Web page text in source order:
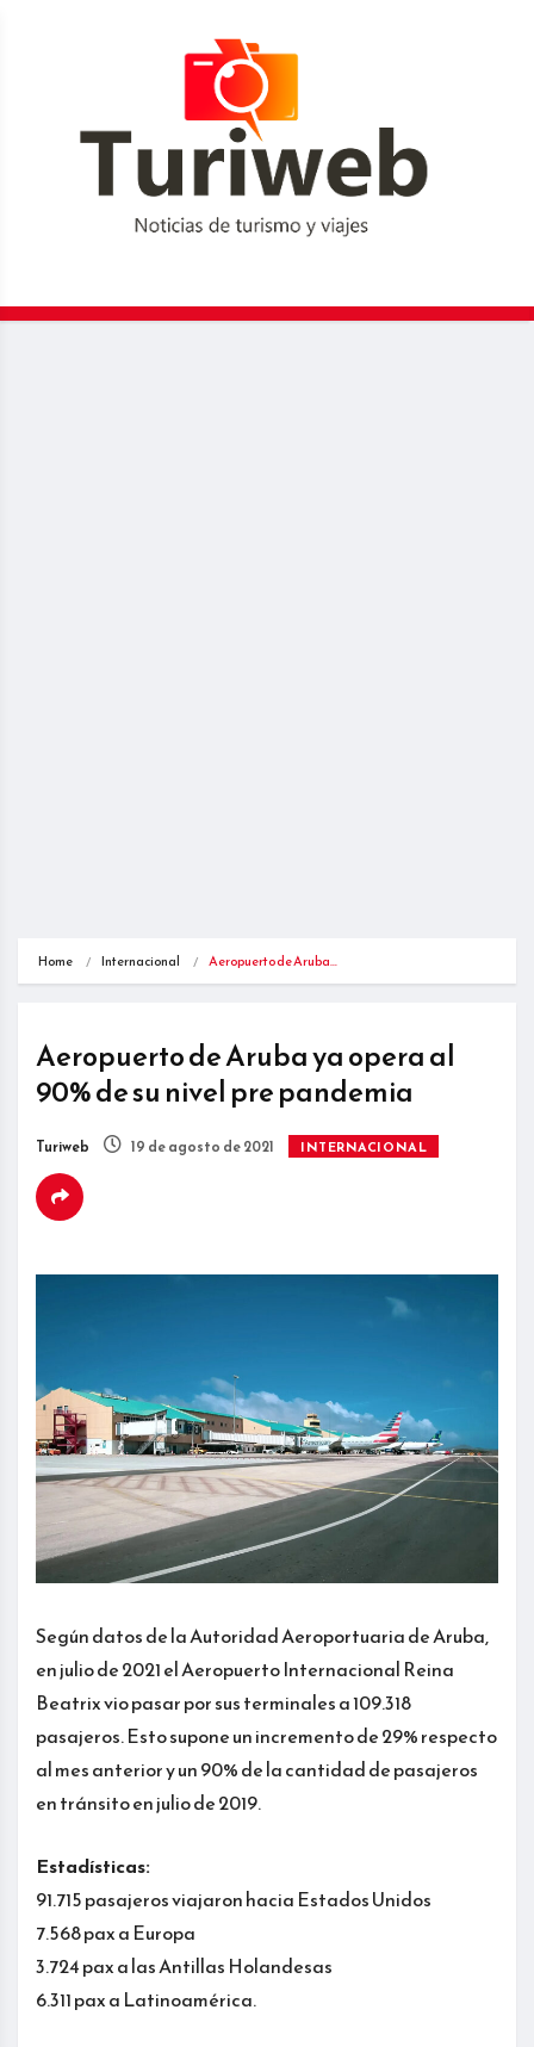
Home Internacional Aeropuerto de Aruba…
Aeropuerto de Aruba ya opera al
90% de su nivel pre pandemia
Turiweb 19 de agosto de 2021 INTERNACIONAL
Según datos de la Autoridad Aeroportuaria de Aruba,
en julio de 2021 el Aeropuerto Internacional Reina
Beatrix vio pasar por sus terminales a 109.318
pasajeros. Esto supone un incremento de 29% respecto
al mes anterior y un 90% de la cantidad de pasajeros
en tránsito en julio de 2019.
Estadísticas:
91.715 pasajeros viajaron hacia Estados Unidos
7.568 pax a Europa
3.724 pax a las Antillas Holandesas
6.311 pax a Latinoamérica.